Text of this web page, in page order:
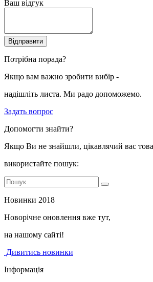
Ваш відгук
Відправити
Потрібна порада?
Якщо вам важно зробити вибір -
надішліть листа. Ми радо допоможемо.
Задать вопрос
Допомогти знайти?
Якщо Ви не знайшли, цікавлячий вас
використайте пошук:
Новинки 2018
Новорічне оновлення вже тут,
на нашому сайті!
Дивитись новинки
Інформація